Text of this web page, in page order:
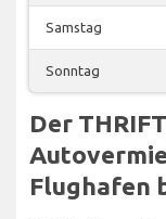
Samstag
Sonntag
Der
Flughafen